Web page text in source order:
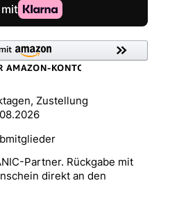
Zustellung
Partner. Rückgabe mit
direkt an den